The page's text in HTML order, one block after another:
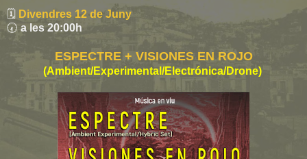
🗓️ Divendres 12 de Juny
🕢 a les 20:00h
ESPECTRE + VISIONES EN ROJO
(Ambient/Experimental/Electrónica/Drone)